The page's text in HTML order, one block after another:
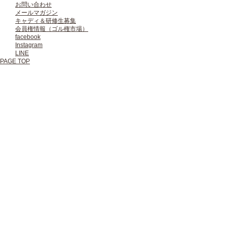
お問い合わせ
メールマガジン
キャディ＆研修生募集
会員権情報（ゴル権市場）
facebook
Instagram
LINE
PAGE TOP